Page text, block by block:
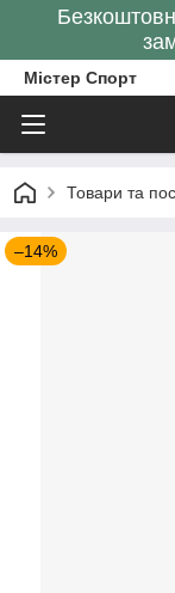
Містер Спорт
Товари та
–14%